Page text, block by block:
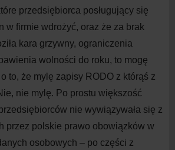
przedsiębiorca posługujący się
w firmie wdrożyć, oraz że za brak
kara grzywny, ograniczenia
wolności do roku, to mogę
to, że mylę zapisy RODO z którąś z
nie mylę. Po prostu większość
nie wywiązywała się z
przez polskie prawo obowiązków w
osobowych – po części z